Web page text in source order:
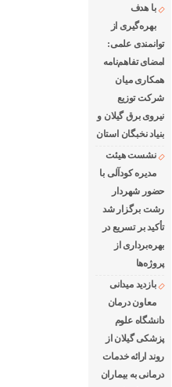
با هدف
بهره‌گیری از
توانمندی علمی:
امضای تفاهم‌نامه
همكاری میان
شركت توزیع
نیروی برق گیلان و
بنیاد نخبگان استان
نشست هیئت
مدیره کودآلی با
حضور شهردار
رشت برگزار شد
تأکید بر تسریع در
بهره‌برداری از
پروژه‌ها
بازدید میدانی
معاون درمان
دانشگاه علوم
پزشکی گیلان از
روند ارائه خدمات
درمانی به بیماران